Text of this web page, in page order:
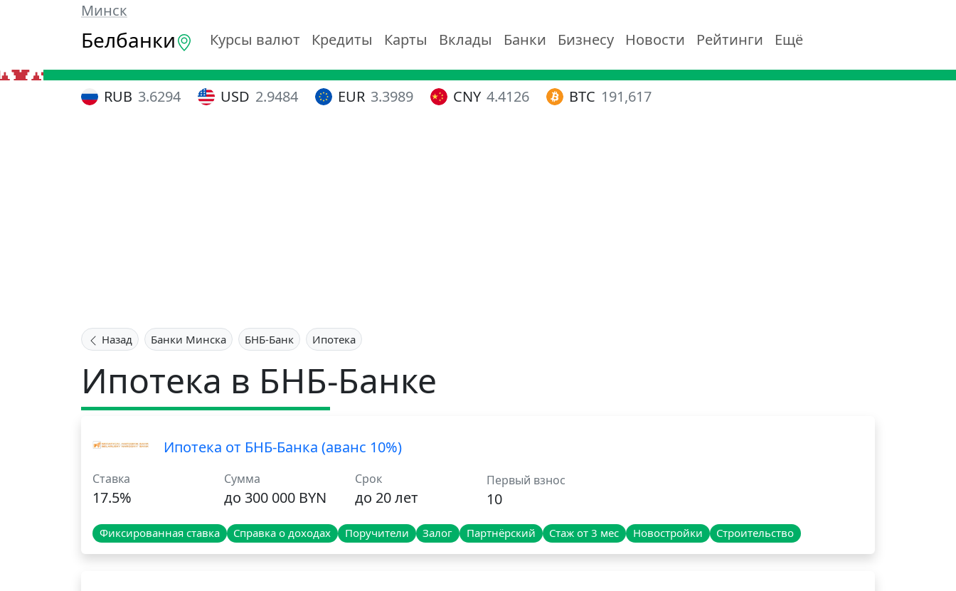
Минск
Белбанки Курсы валют Кредиты Карты Вклады Банки Бизнесу Новости Рейтинги Ещё
RUB 3.6294 USD 2.9484 EUR 3.3989 CNY 4.4126 BTC 191,617
Назад Банки Минска БНБ-Банк Ипотека
Ипотека в БНБ-Банке
Ипотека от БНБ-Банка (аванс 10%)
Ставка
17.5%
Сумма
до 300 000 BYN
Срок
до 20 лет
Первый взнос
10
Фиксированная ставка Справка о доходах Поручители Залог Партнёрский Стаж от 3 мес Новостройки Строительство